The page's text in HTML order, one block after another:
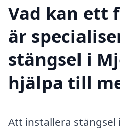
Vad kan ett
är
stängsel i
hjälpa till
Att installera stängsel